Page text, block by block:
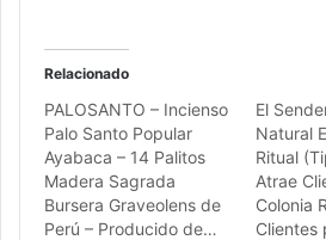
Relacionado
PALOSANTO – Incienso
Palo Santo Popular
Ayabaca – 14 Palitos
Madera Sagrada
Bursera Graveolens de
Perú – Producido de…
El
Natural
Ritual
Atrae
Colonia
Clientes